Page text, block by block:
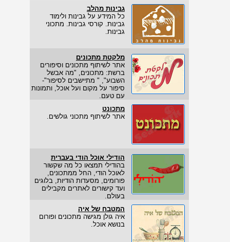
גבינות מהלב
כל המידע על גבינות ולימוד
גבינות. קורסי גבינות. מתכוני
גבינות.
מלקטת מתכונים
אתר לשיתוף מתכונים וסיפורים
ברשת: מתכונים, "מה אבשל
השבוע", " מתיישבים לסיפור"-
סיפור על מקום ועל אוכל, ותמונות
עם טעם.
מתכונט
אתר לשיתוף מתכוני גולשים.
הודילי אוכל הודי בעברית
בהודילי תמצאו כל מה שקשור
לאוכל הודי, החל ממתכונים,
פורומים, מסעדות הודיות, בלוגים
ועד קישורים לאתרים מקבילים
בעולם.
המטבח של איה
איה גולן מגישה מתכונים ופורום
בנושא אוכל.